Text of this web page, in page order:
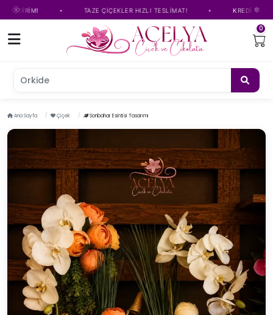
• TAZE ÇİÇEKLER HIZLI TESLİMAT! • KREDİ KARTINA
0
Orkide çiçeği
Ana Sayfa Çiçek Sonbahar Esintisi Tasarımı